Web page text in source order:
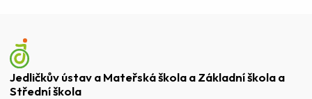
Jedličkův ústav a Mateřská škola a Základní škola a
Střední škola